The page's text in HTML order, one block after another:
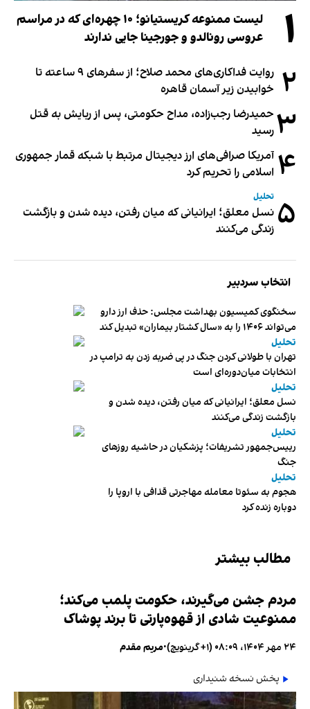
۱
لیست ممنوعه کریستیانو؛ ۱۰ چهره‌ای که در مراسم
عروسی رونالدو و جورجینا جایی ندارند
۲
روایت فداکاری‌های محمد صلاح؛ از سفرهای ۹ ساعته تا
خوابیدن زیر آسمان قاهره
۳ حمیدرضا رجب‌زاده، مداح حکومتی، پس از ربایش به قتل
رسید
۴ آمریکا صرافی‌های ارز دیجیتال مرتبط با شبکه قمار جمهوری
اسلامی را تحریم کرد
۵ تحلیل
نسل معلق؛ ایرانیانی که میان رفتن، دیده شدن و بازگشت
زندگی می‌کنند
انتخاب سردبیر
سخنگوی کمیسیون بهداشت مجلس: حذف ارز دارو
می‌تواند ۱۴۰۶ را به «سال کشتار بیماران» تبدیل کند
تحلیل
تهران با طولانی کردن جنگ در پی ضربه زدن به ترامپ در
انتخابات میان‌دوره‌ای است
تحلیل
نسل معلق؛ ایرانیانی که میان رفتن، دیده شدن و
بازگشت زندگی می‌کنند
تحلیل
رییس‌جمهور تشریفات؛ پزشکیان در حاشیه روزهای
جنگ
تحلیل
هجوم به سئوتا معامله مهاجرتی قذافی با اروپا را
دوباره زنده کرد
مطالب بیشتر
مردم جشن می‌گیرند، حکومت پلمب می‌کند؛
ممنوعیت شادی از قهوه‌پارتی تا برند پوشاک
۲۴ مهر ۱۴۰۴، ۰۸:۰۹ (‎+۱ گرینویچ) •مریم مقدم
پخش نسخه شنیداری